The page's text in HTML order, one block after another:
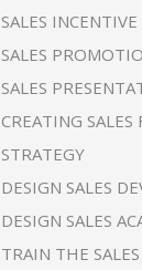
SALES
SALES
SALES
CREATING
STRATEGY
DESIGN SALES
DESIGN SALES
TRAIN THE